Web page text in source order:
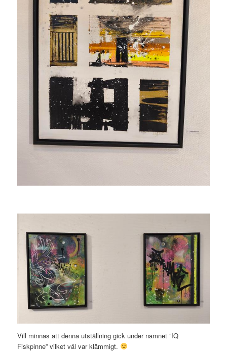
Vill minnas att denna utställning gick under namnet ”IQ
Fiskpinne” vilket väl var klämmigt.